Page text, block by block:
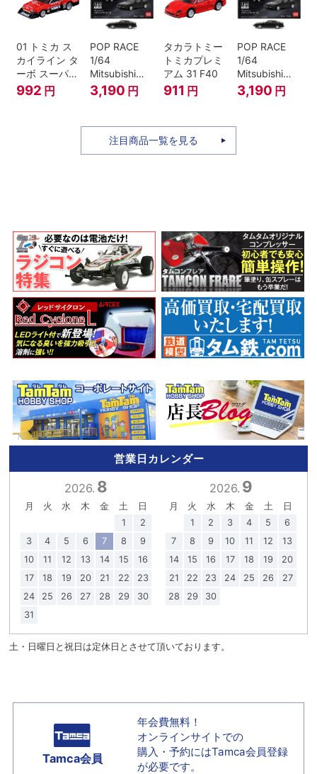
01 トミカ ス
カイライン タ
ーボ スーパー
シルエット
992 円
POP RACE
1/64
Mitsubishi
Starion Black
3,190 円
タカラトミー
トミカプレミ
アム 31 F40
911 円
POP RACE
1/64
Mitsubishi
Starion Black
3,190 円
注目商品一覧を見る
営業日カレンダー
2026. 8
月 火 水 木 金 土
日
1
2
3
4 5 6 7 8
9
10
11 12 13 14 15
16
17
18 19 20 21 22
23
24
25 26 27 28 29
30
31
2026. 9
月 火 水 木 金 土
日
1
2 3 4 5
6
7
8 9 10 11 12
13
14
15 16 17 18 19
20
21
22 23 24 25 26
27
28
29 30
土・日曜日と祝日は定休日とさせて頂いております。
Tamca会員
年会費無料！
オンラインサイトでの
購入・予約にはTamca会員登録
が必要です。